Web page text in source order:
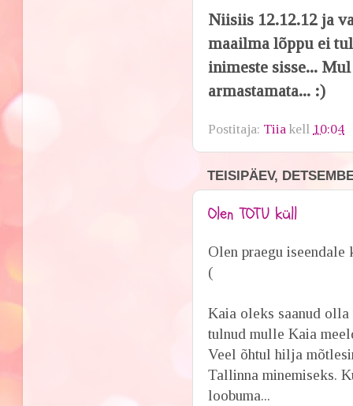
Niisiis 12.12.12 ja
maailma lõppu ei
inimeste sisse...
armastamata... :)
Postitaja: Tiia kell 10:04
TEISIPÄEV,
Olen TOTU küll
Olen praegu iseendale
(
Kaia oleks saanud
tulnud mulle Kaia
Veel õhtul hilja
Tallinna minemiseks.
loobuma...